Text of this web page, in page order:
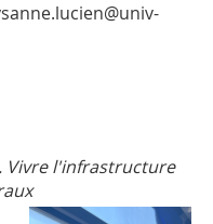
Vivre l'infrastructure